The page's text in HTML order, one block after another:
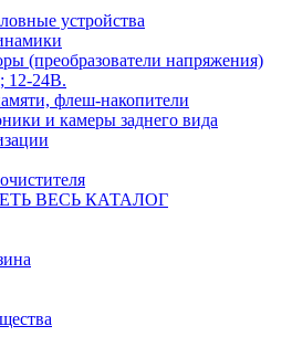
устройства
(преобразователи напряжения)
12-24В.
флеш-накопители
и камеры заднего вида
ВЕСЬ КАТАЛОГ